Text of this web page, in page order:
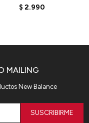
- MT41915BKH - BLACK
$ 2.990
MAILING
New Balance
SUSCRIBIRME